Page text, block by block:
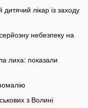
лікар із заходу
небезпеку на
лиха: показали
з Волині